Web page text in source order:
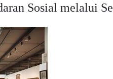
Sosial melalui